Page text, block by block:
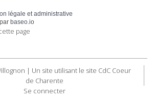
légale et administrative
baseo.io
page
| Un site utilisant le site CdC Coeur
de Charente
Se connecter